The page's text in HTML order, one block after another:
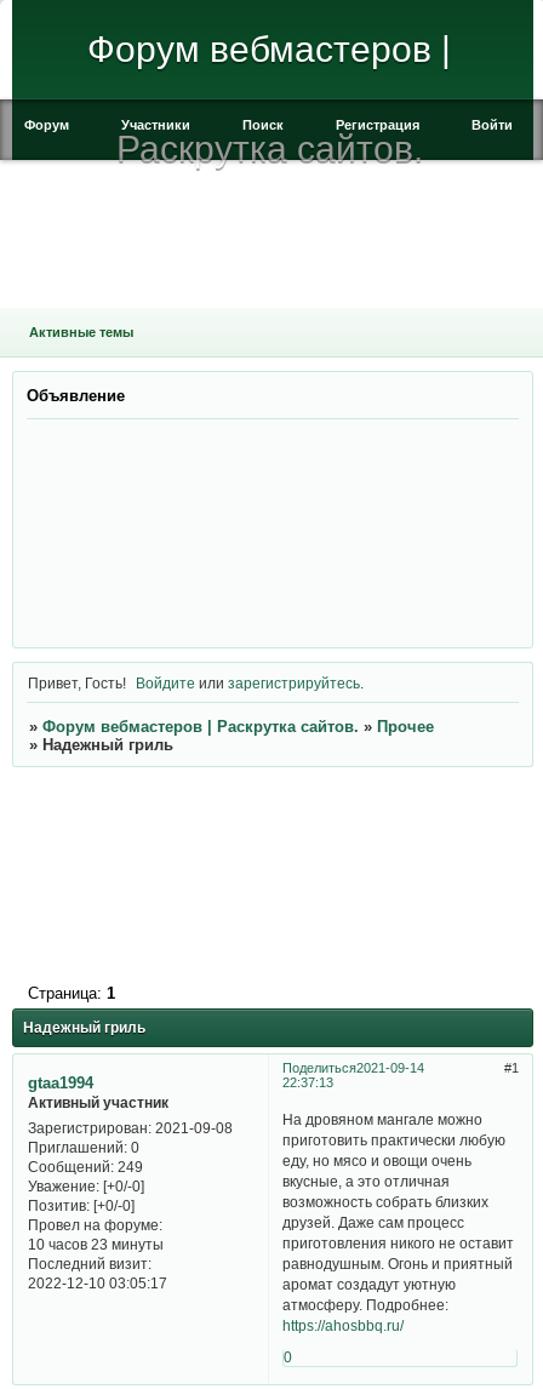
Форум вебмастеров |
Раскрутка сайтов.
Форум Участники Поиск Регистрация Войти
Активные темы
Объявление
Привет, Гость! Войдите илизарегистрируйтесь
» Форум вебмастеров | Раскрутка сайтов. » Прочее
» Надежный гриль
Надежный гриль
Страница: 1
Поделиться 1
2021-09-14
22:37:13
gtaa1994
Активный участник
Зарегистрирован: 2021-09-08
Приглашений:0
Сообщений:249
Уважение: [+0/-0]
Позитив: [+0/-0]
Провел на форуме:
10 часов 23 минуты
Последний визит:
2022-12-10 03:05:17
На дровяном мангале можно
приготовить практически любую
еду, но мясо и овощи очень
вкусные, а это отличная
возможность собрать близких
друзей. Даже сам процесс
приготовления никого не оставит
равнодушным. Огонь и приятный
аромат создадут уютную
атмосферу. Подробнее:
https://ahosbbq.ru/
0